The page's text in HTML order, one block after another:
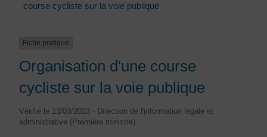
course cycliste sur la voie publique
Fiche pratique
Organisation d'une course
cycliste sur la voie publique
Vérifié le 13/03/2023 - Direction de l'information légale et
administrative (Première ministre)